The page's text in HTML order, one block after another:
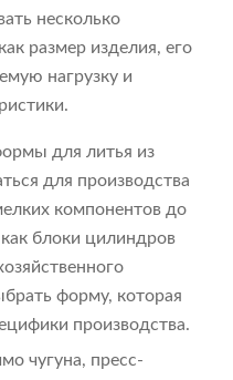
несколько
размер изделия, его
нагрузку и
для литья из
для производства
компонентов до
блоки цилиндров
форму, которая
производства.
чугуна, пресс-